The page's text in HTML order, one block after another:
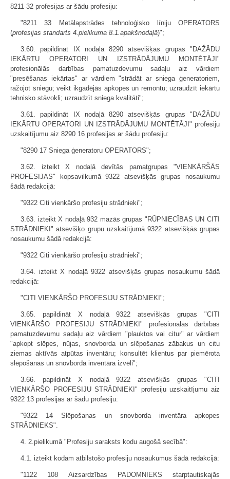
8211 32 profesijas ar šādu profesiju:
"8211 33 Metālapstrādes tehnoloģisko līniju OPERATORS
(profesijas standarts 4.pielikuma 8.1.apakšnodaļā)";
3.60. papildināt IX nodaļā 8290 atsevišķās grupas "DAŽĀDU
IEKĀRTU OPERATORI UN IZSTRĀDĀJUMU MONTĒTĀJI"
profesionālās darbības pamatuzdevumu sadaļu aiz vārdiem
"presēšanas iekārtas" ar vārdiem "strādāt ar sniega ģeneratoriem,
ražojot sniegu; veikt ikgadējās apkopes un remontu; uzraudzīt iekārtu
tehnisko stāvokli; uzraudzīt sniega kvalitāti";
3.61. papildināt IX nodaļā 8290 atsevišķās grupas "DAŽĀDU
IEKĀRTU OPERATORI UN IZSTRĀDĀJUMU MONTĒTĀJI" profesiju
uzskaitījumu aiz 8290 16 profesijas ar šādu profesiju:
"8290 17 Sniega ģeneratoru OPERATORS";
3.62. izteikt X nodaļā devītās pamatgrupas "VIENKĀRŠĀS
PROFESIJAS" kopsavilkumā 9322 atsevišķās grupas nosaukumu
šādā redakcijā:
"9322 Citi vienkāršo profesiju strādnieki";
3.63. izteikt X nodaļā 932 mazās grupas "RŪPNIECĪBAS UN CITI
STRĀDNIEKI" atsevišķo grupu uzskaitījumā 9322 atsevišķās grupas
nosaukumu šādā redakcijā:
"9322 Citi vienkāršo profesiju strādnieki";
3.64. izteikt X nodaļā 9322 atsevišķās grupas nosaukumu šādā
redakcijā:
"CITI VIENKĀRŠO PROFESIJU STRĀDNIEKI";
3.65. papildināt X nodaļā 9322 atsevišķās grupas "CITI
VIENKĀRŠO PROFESIJU STRĀDNIEKI" profesionālās darbības
pamatuzdevumu sadaļu aiz vārdiem "plauktos vai citur" ar vārdiem
"apkopt slēpes, nūjas, snovborda un slēpošanas zābakus un citu
ziemas aktīvās atpūtas inventāru; konsultēt klientus par piemērota
slēpošanas un snovborda inventāra izvēli";
3.66. papildināt X nodaļā 9322 atsevišķās grupas "CITI
VIENKĀRŠO PROFESIJU STRĀDNIEKI" profesiju uzskaitījumu aiz
9322 13 profesijas ar šādu profesiju:
"9322 14 Slēpošanas un snovborda inventāra apkopes
STRĀDNIEKS".
4. 2.pielikumā "Profesiju saraksts kodu augošā secībā":
4.1. izteikt kodam atbilstošo profesiju nosaukumus šādā redakcijā:
"1122 108 Aizsardzības PADOMNIEKS starptautiskajās